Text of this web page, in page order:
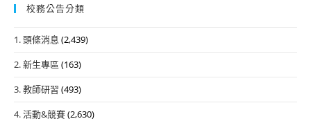
校務公告分類
1. 頭條消息 (2,439)
2. 新生專區 (163)
3. 教師研習 (493)
4. 活動&競賽(2,630)